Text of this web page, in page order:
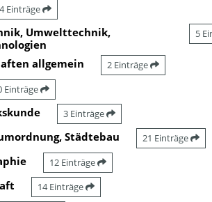
Einträge
Umwelttechnik,
5
allgemein 2 Einträge
Einträge
3 Einträge
Städtebau 21 Einträge
12 Einträge
14 Einträge